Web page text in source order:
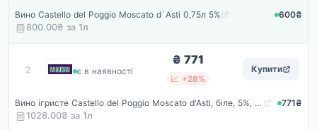
Вино Castello del Poggio Moscato d`Asti 0,75л 5%
600₴
800.00₴ за 1л
2 Maudau
є в наявності
₴ 771
📈 +28%
Купити
Вино ігристе Castello del Poggio Moscato d'Asti, біле, 5%, 0,75 л
771₴
1028.00₴ за 1л